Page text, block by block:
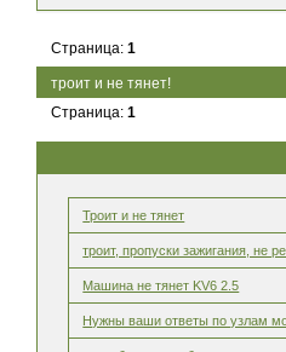
троит и не тянет!
Страница:1
Страница:1
Троит и не тянет
троит, пропуски зажигания, не
Машина не тянет KV6 2.5
Нужны ваши ответы по узлам